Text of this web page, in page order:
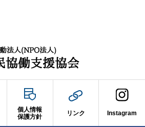
個人情報
保護方針
リンク Instagram